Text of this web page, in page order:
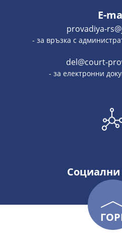
E-
provadiya-
- за връзка с
del@court-
- за електронни